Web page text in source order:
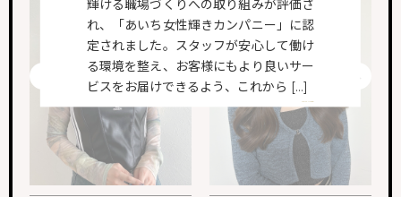
輝ける職場づくりへの取り組みが評価さ
れ、「あいち女性輝きカンパニー」に認
定されました。スタッフが安心して働け
る環境を整え、お客様にもより良いサー
ビスをお届けできるよう、これから […]
VIEW MORE